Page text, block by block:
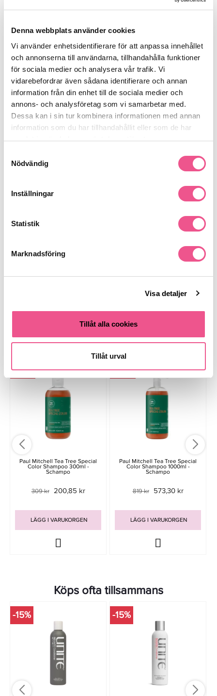
Denna webbplats använder cookies
Vi använder enhetsidentifierare för att anpassa innehållet
och annonserna till användarna, tillhandahålla funktioner
för sociala medier och analysera vår trafik. Vi
vidarebefordrar även sådana identifierare och annan
information från din enhet till de sociala medier och
annons- och analysföretag som vi samarbetar med.
Dessa kan i sin tur kombinera informationen med annan
information som du har tillhandahållit eller som de har
samlat in när du har använt deras tjänster.
Nödvändig
Inställningar
Statistik
Marknadsföring
Visa detaljer
Tillåt alla cookies
Tillåt urval
Bevarar färgen längre– rengör försiktigt utan att bleka
Mild formula– är tillräckligt skonsam för regelbunden
– subtil glans som framhäver
färgernas livfullhet
Skyddande effekt– hjälper till att motverka att håret
tappar färg mellan färgningar
Viktiga egenskaper
salongsanvändning
Passar: alla nyanser av färgat hår, inklusive blont, brunett
och rött
Resultat:fräscht, välmående och glänsande hår med
Se mer
Recensioner
Liknande produkter
-35%
Paul Mitchell Tea Tree Special
Color Shampoo 300ml -
Schampo
309 kr 200,85 kr
LÄGG I VARUKORGEN
-30%
Paul Mitchell Tea Tree Special
Color Shampoo 1000ml -
Schampo
819 kr 573,30 kr
LÄGG I VARUKORGEN
Köps ofta tillsammans
-15% -15%